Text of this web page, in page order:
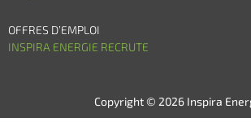
OFFRES D’EMPLOI
INSPIRA ENERGIE RECRUTE
Copyright © 2026 Inspira